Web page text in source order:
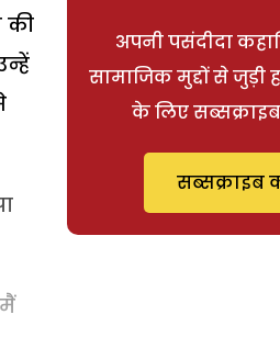
की
अपनी पसंदीदा
सामाजिक मुद्दों से जुड़ी
के लिए
सब्सक्राइब